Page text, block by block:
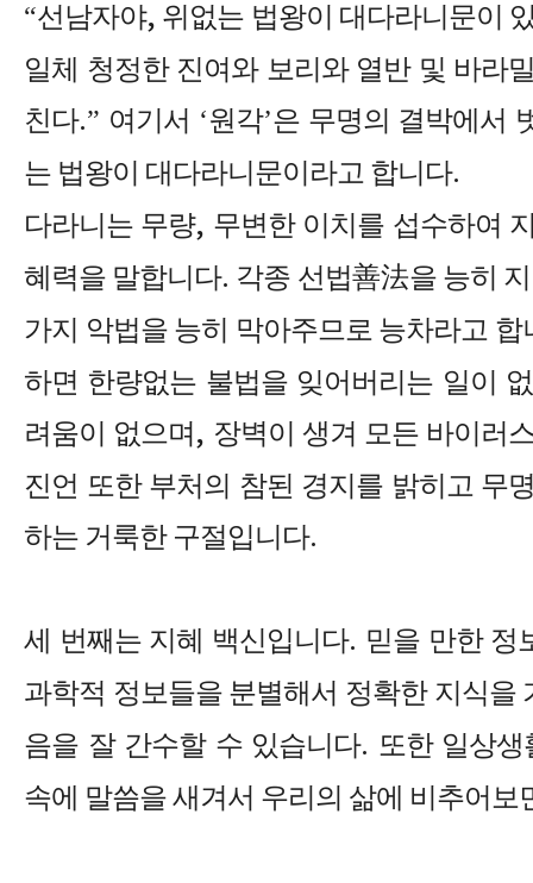
“선남자야, 위없는 법왕이 대다라니문이
일체 청정한 진여와 보리와 열반 및 바라
친다.” 여기서 ‘원각’은 무명의 결박에서
는 법왕이 대다라니문이라고 합니다.
다라니는 무량, 무변한 이치를 섭수하여
혜력을 말합니다. 각종 선법善法을 능히
가지 악법을 능히 막아주므로 능차라고 합
하면 한량없는 불법을 잊어버리는 일이
려움이 없으며 , 장벽이 생겨 모든 바이러
진언 또한 부처의 참된 경지를 밝히고 무
하는 거룩한 구절입니다.
세 번째는 지혜 백신입니다. 믿을 만한 정
과학적 정보들을 분별해서 정확한 지식을
음을 잘 간수할 수 있습니다. 또한 일상
속에 말씀을 새겨서 우리의 삶에 비추어보